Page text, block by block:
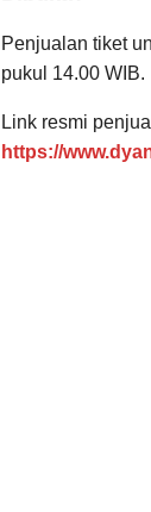
Penjualan tiket
pukul 14.00 WIB.
Link resmi
https://